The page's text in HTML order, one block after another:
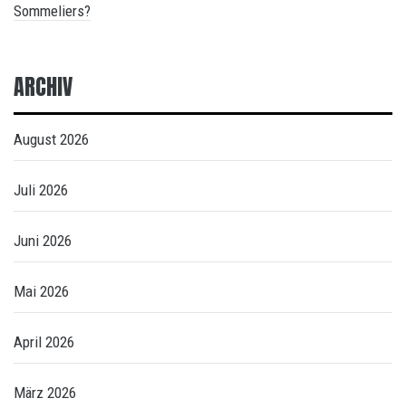
Sommeliers?
ARCHIV
August 2026
Juli 2026
Juni 2026
Mai 2026
April 2026
März 2026